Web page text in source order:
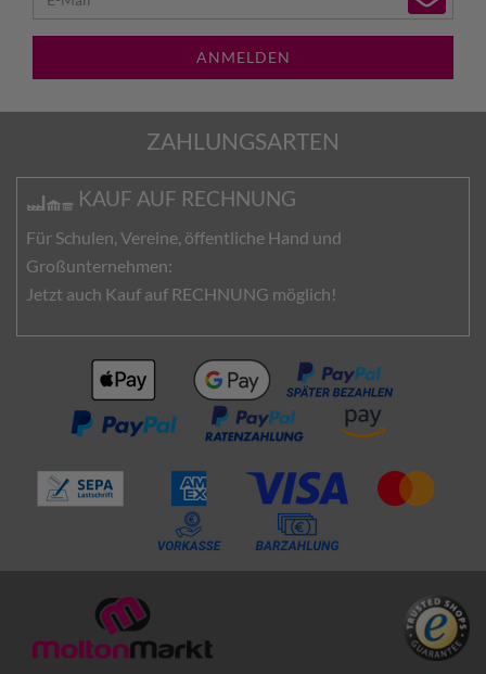
ANMELDEN
ZAHLUNGSARTEN
KAUF AUF RECHNUNG
Für Schulen, Vereine, öffentliche Hand und
Großunternehmen:
Jetzt auch Kauf auf RECHNUNG möglich!